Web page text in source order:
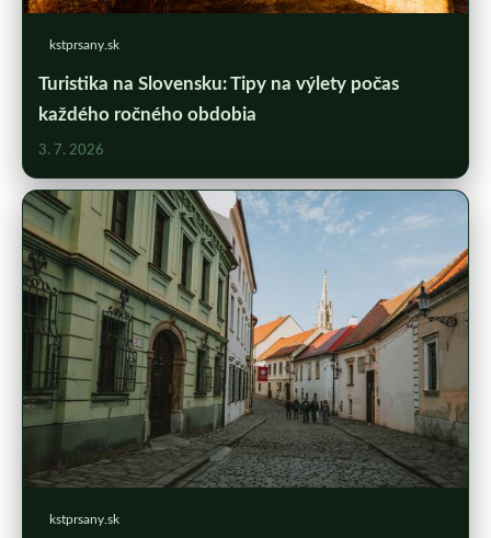
kstprsany.sk
Turistika na Slovensku: Tipy na výlety počas
každého ročného obdobia
3. 7. 2026
kstprsany.sk